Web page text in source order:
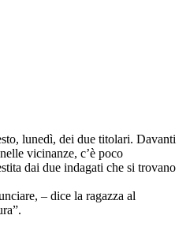
lunedì, dei due titolari. Davanti
vicinanze, c’è poco
dai due indagati che si trovano
– dice la ragazza al